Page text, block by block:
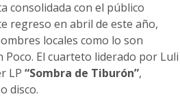
consolidada con el público
regreso en abril de este año,
locales como lo son
Poco. El cuarteto liderado por Luli
LP “Sombra de Tiburón”,
disco.